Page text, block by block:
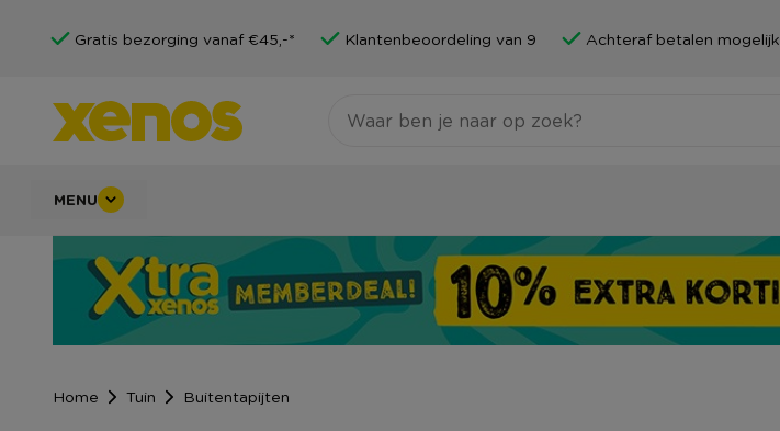
Gratis bezorging vanaf €45,-* Klantenbeoordeling van 9 Achteraf betalen mogelijk
MENU
Home Tuin Buitentapijten